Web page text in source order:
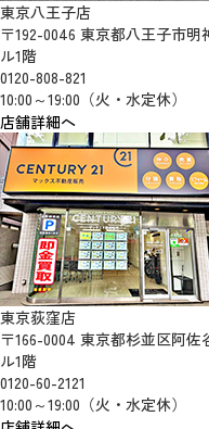
東京八王子店
〒192-0046 東京都八王子市
ル1階
0120-808-821
10:00～19:00（火・水定休）
店舗詳細へ
東京荻窪店
〒166-0004 東京都杉並区阿
ル1階
0120-60-2121
10:00～19:00（火・水定休）